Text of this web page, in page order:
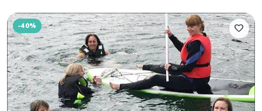
-40% favorite